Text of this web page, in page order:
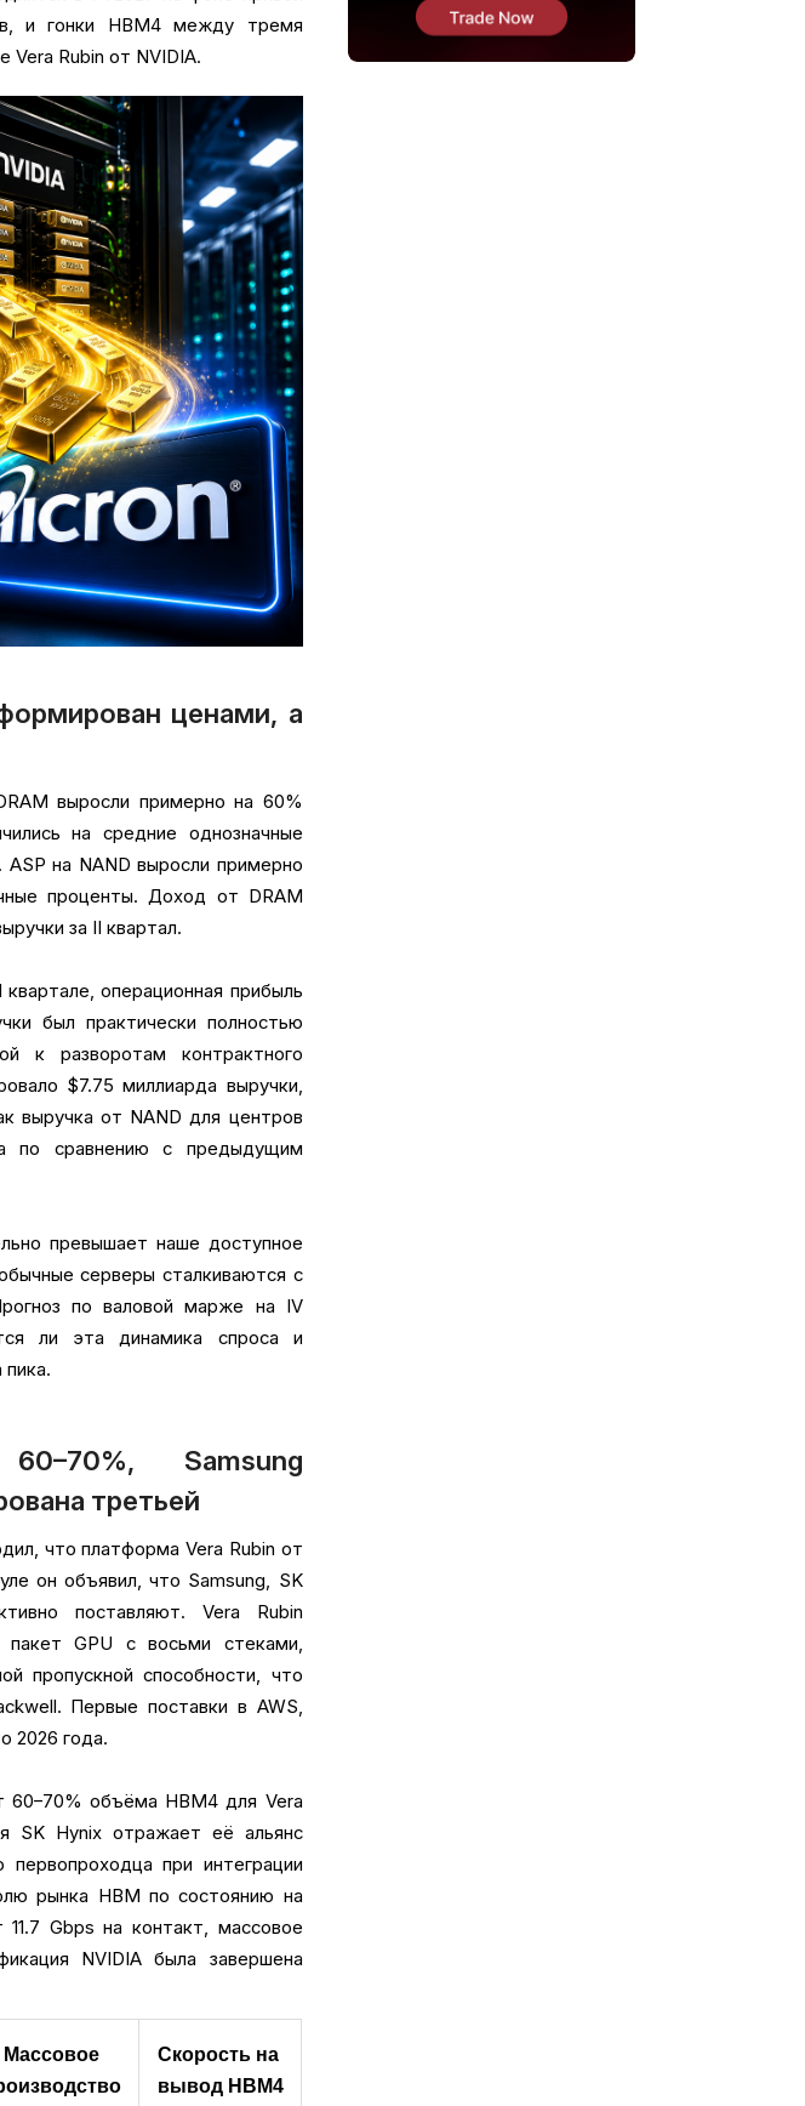
и гонки HBM4 между тремя
Vera Rubin от NVIDIA.
ценами, а
выросли примерно на 60%
на средние однозначные
на NAND выросли примерно
проценты. Доход от DRAM
за II квартал.
операционная прибыль
был практически полностью
к разворотам контрактного
$7.75 миллиарда выручки,
выручка от NAND для центров
по сравнению с предыдущим
превышает наше доступное
серверы сталкиваются с
по валовой марже на IV
ли эта динамика спроса и
Samsung
третьей
что платформа Vera Rubin от
он объявил, что Samsung, SK
поставляют. Vera Rubin
пакет GPU с восьми стеками,
пропускной способности, что
Первые поставки в AWS,
2026 года.
60–70% объёма HBM4 для Vera
SK Hynix отражает её альянс
при интеграции
рынка HBM по состоянию на
Gbps на контакт, массовое
NVIDIA была завершена
Массовое
Скорость на
вывод HBM4